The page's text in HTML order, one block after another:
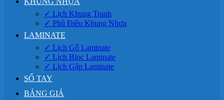
✓ Lịch Khung Tranh
✓ Phù Điêu Khung Nhựa
LAMINATE
✓ Lịch Gỗ Laminate
✓ Lịch Bloc Laminate
✓ Lịch Gập Laminate
SỔ TAY
BẢNG GIÁ